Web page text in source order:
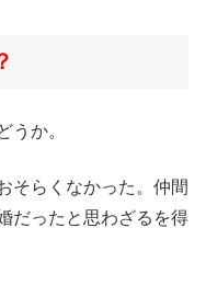
うか。
そらくなかった。仲間
だったと思わざるを得